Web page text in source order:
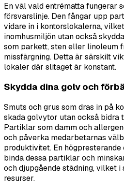
En väl vald entrématta fungerar
försvarslinje. Den fångar upp
vidare in i kontorslokalerna,
inomhusmiljön utan också
som parkett, sten eller linoleum
missfärgning. Detta är särskilt
lokaler där slitaget är konstant.
Skydda dina golv och
Smuts och grus som dras in på
skada golvytor utan också
Partiklar som damm och
och påverka medarbetarnas
produktivitet. En
binda dessa partiklar och
och djupgående städning, vilket
resurser.